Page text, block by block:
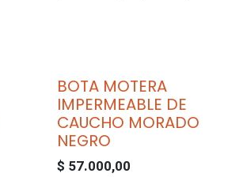
BOTA MOTERA
IMPERMEABLE DE
CAUCHO MORADO
NEGRO
$ 57.000,00